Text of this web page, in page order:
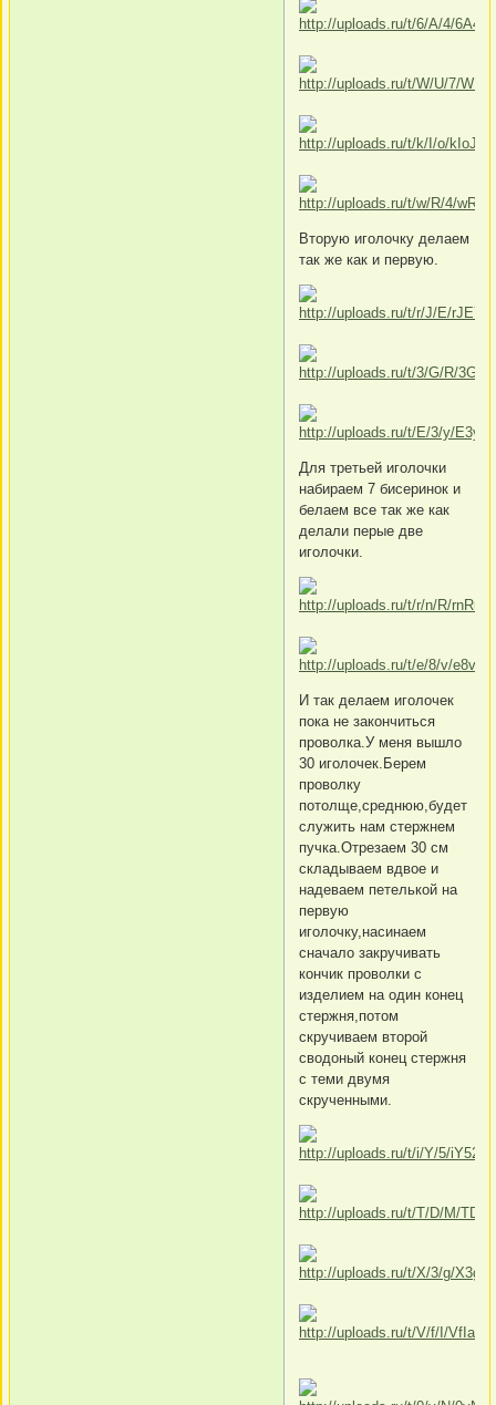
Вторую иголочку делаем
так же как и первую.
Для третьей иголочки
набираем 7 бисеринок и
белаем все так же как
делали перые две
иголочки.
И так делаем иголочек
пока не закончиться
проволка.У меня вышло
30 иголочек.Берем
проволку
потолще,среднюю,будет
служить нам стержнем
пучка.Отрезаем 30 см
складываем вдвое и
надеваем петелькой на
первую
иголочку,насинаем
сначало закручивать
кончик проволки с
изделием на один конец
стержня,потом
скручиваем второй
сводоный конец стержня
с теми двумя
скрученными.